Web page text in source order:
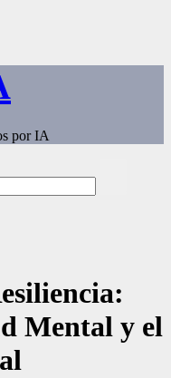
por IA
Mental y el